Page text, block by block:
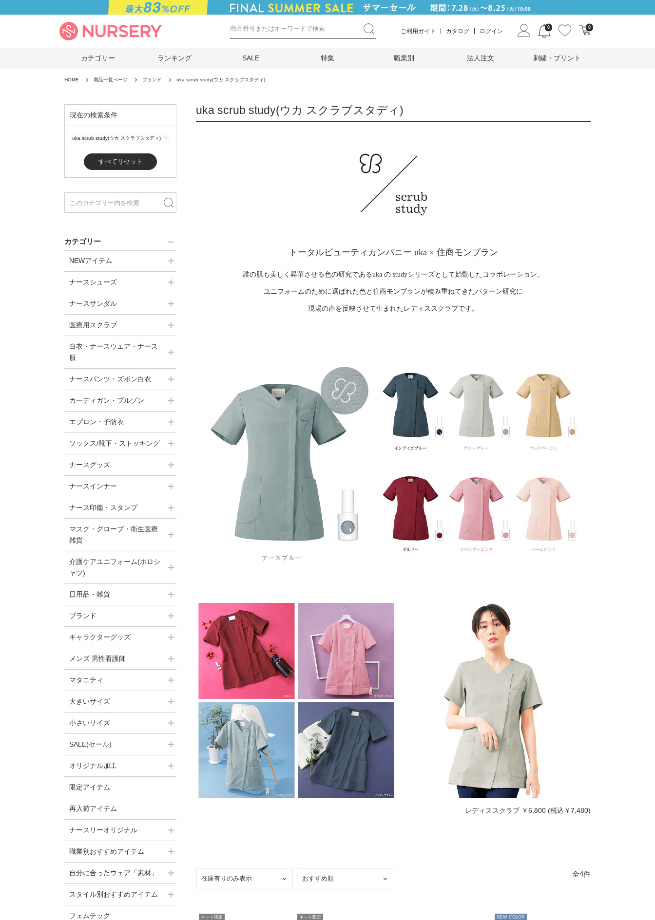
ご利用ガイド カタログ ログイン
0 0
カテゴリー ランキング SALE 特集 職業別 法人注文 刺繍・プリント
HOME 商品一覧ページ ブランド uka scrub study(ウカ スクラブスタディ)
現在の検索条件
uka scrub study(ウカ スクラブスタディ)
すべてリセット
カテゴリー
NEWアイテム
ナースシューズ
ナースサンダル
医療用スクラブ
白衣・ナースウェア・ナース
服
ナースパンツ・ズボン白衣
カーディガン・ブルゾン
エプロン・予防衣
ソックス/靴下・ストッキング
ナースグッズ
ナースインナー
ナース印鑑・スタンプ
マスク・グローブ・衛生医療
雑貨
介護ケアユニフォーム(ポロシ
ャツ)
日用品・雑貨
ブランド
キャラクターグッズ
メンズ 男性看護師
マタニティ
大きいサイズ
小さいサイズ
SALE(セール)
オリジナル加工
限定アイテム
再入荷アイテム
ナースリーオリジナル
職業別おすすめアイテム
自分に合ったウェア「素材」
スタイル別おすすめアイテム
フェムテック
uka scrub study(ウカ スクラブスタディ)
トータルビューティカンパニー uka × 住商モンブラン
誰の肌も美しく昇華させる色の研究であるuka の studyシリーズとして始動したコラボレーション。
ユニフォームのために選ばれた色と住商モンブランが積み重ねてきたパターン研究に
現場の声を反映させて生まれたレディススクラブです。
レディススクラブ ￥6,800 (税込￥7,480)
全4件
ネット限定 ネット限定 NEW COLOR